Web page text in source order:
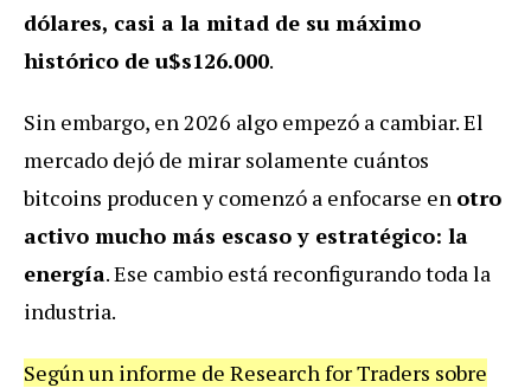
dólares, casi a la mitad de su máximo
histórico de u$s126.000.
Sin embargo, en 2026 algo empezó a cambiar. El
mercado dejó de mirar solamente cuántos
bitcoins producen y comenzó a enfocarse en otro
activo mucho más escaso y estratégico: la
energía. Ese cambio está reconfigurando toda la
industria.
Según un informe de Research for Traders sobre